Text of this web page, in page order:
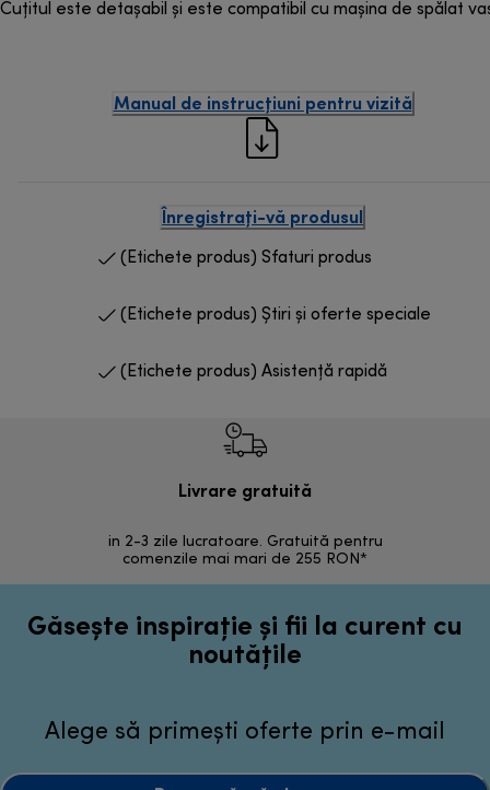
Cuțitul este detașabil și este compatibil cu mașina de spălat
Manual de instrucțiuni pentru vizită
Înregistrați-vă produsul
(Etichete produs) Sfaturi produs
(Etichete produs) Știri și oferte speciale
(Etichete produs) Asistență rapidă
Livrare gratuită
in 2-3 zile lucratoare. Gratuită pentru
comenzile mai mari de 255 RON*
Găsește inspirație și fii la curent cu
noutățile
Alege să primești oferte prin e-mail